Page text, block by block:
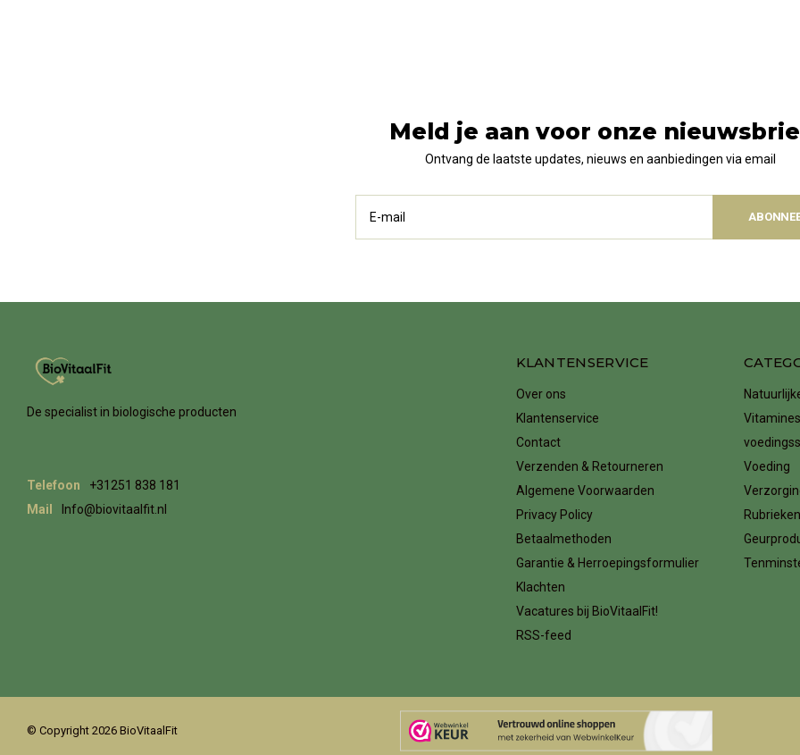
Meld je aan voor onze
Ontvang de laatste updates, nieuws en aanbiedingen via email
De specialist in biologische producten
Telefoon
+31251 838 181
Mail
Info@biovitaalfit.nl
KLANTENSERVICE
Over ons
Klantenservice
Contact
Verzenden & Retourneren
Algemene Voorwaarden
Privacy Policy
Betaalmethoden
Garantie & Herroepingsformulier
Klachten
Vacatures bij BioVitaalFit!
RSS-feed
Voeding
Rubrieken
© Copyright 2026 BioVitaalFit